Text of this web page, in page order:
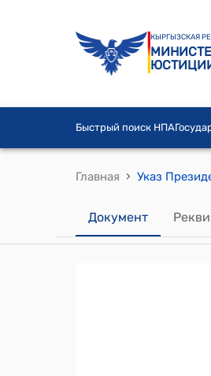
КЫРГЫЗСКАЯ
Быстрый поиск НПА
Главная ›
Документ